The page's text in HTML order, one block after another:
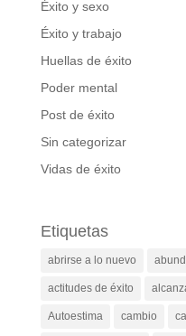
Éxito y sexo
Éxito y trabajo
Huellas de éxito
Poder mental
Post de éxito
Sin categorizar
Vidas de éxito
Etiquetas
abrirse a lo nuevo
actitudes de éxito
Autoestima cambio